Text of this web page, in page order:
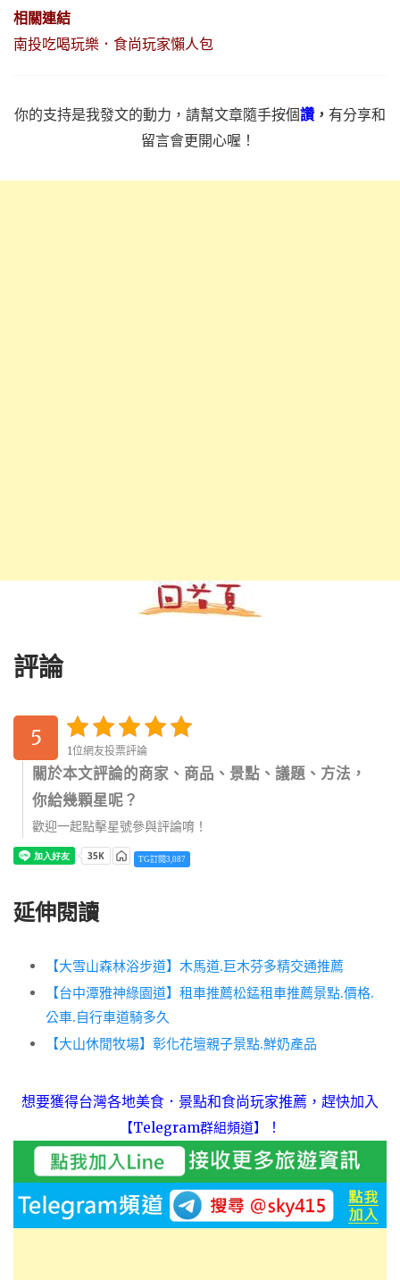
相關連結
南投吃喝玩樂．食尚玩家懶人包
你的支持是我發文的動力，請幫文章隨手按個讚 ， 有分享和
留言會更開心喔！
評論
5
1位網友投票評論
關於本文評論的商家、商品、景點、議題、方法，
你給幾顆星呢？
歡迎一起點擊星號參與評論唷！
TG訂閱3,087
延伸閱讀
【大雪山森林浴步道】木馬道.巨木芬多精交通推薦
【台中潭雅神綠園道】租車推薦松錳租車推薦景點.價格.
公車.自行車道騎多久
【大山休閒牧場】彰化花壇親子景點.鮮奶產品
想要獲得台灣各地美食．景點和食尚玩家推薦，趕快加入
【Telegram群組頻道】 ！